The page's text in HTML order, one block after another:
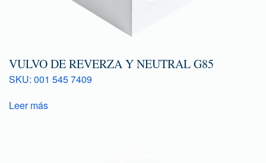
VULVO DE REVERZA Y NEUTRAL G85
SKU: 001 545 7409
Leer más